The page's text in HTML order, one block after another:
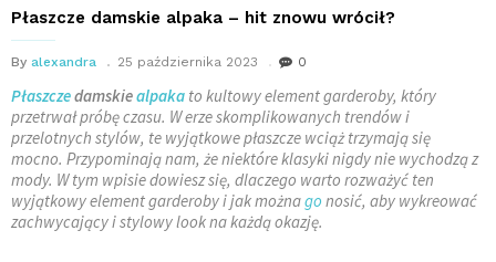
Płaszcze damskie alpaka – hit znowu wrócił?
By alexandra 25 października 2023 0
Płaszczedamskiealpaka to kultowy element garderoby, który
przetrwał próbę czasu. W erze skomplikowanych trendów i
przelotnych stylów, te wyjątkowe płaszcze wciąż trzymają się
mocno. Przypominają nam, że niektóre klasyki nigdy nie wychodzą z
mody. W tym wpisie dowiesz się, dlaczego warto rozważyć ten
wyjątkowy element garderoby i jak możnago nosić, aby wykreować
zachwycający i stylowy look na każdą okazję.